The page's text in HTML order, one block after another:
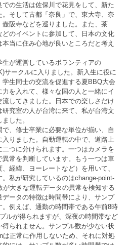
の生活は佐保川で花見をして、新た
そして古都「奈良」で、東大寺、奈
阪寺などを巡りました。また、茶
のイベントに参加して、日本の文化
当に住み心地が良いところだと考え
が運営しているボランティアの
サークルに入りました。新入生に役に
生同士の交流を促進する夏BBQ大会
を入れて、様々な国の人と一緒にイ
してきました。日本での楽しさだけ
究室の人が台湾に来て、私が台湾文
した。
、修士卒業に必要な単位が揃い、自
りました。自動運転の中で、道路上
つに分けられます。一つはカメラを
常を判断しています。もう一つは車
経緯、ヨーレートなど）を用いて、
私が研究しているのはchange-point-
大きな運転データの異常を検知する
ータの特徴は時間帯により、サンプ
例えば、通勤の時間帯である午前8時
ルが得られますが、深夜の時間帯など
られません。サンプル数が少ない状
は正常に作用しないため、それに対処